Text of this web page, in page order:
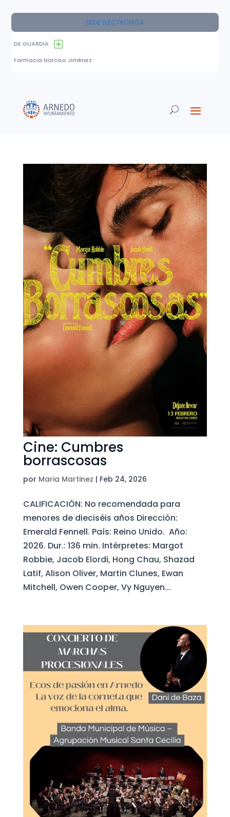
SEDE ELECTRÓNICA
DE GUARDIA
Farmacia Narciso Jiménez
Cine: Cumbres
borrascosas
por Maria Martinez | Feb 24, 2026
CALIFICACIÓN: No recomendada para
menores de dieciséis años Dirección:
Emerald Fennell. País: Reino Unido. Año:
2026. Dur.: 136 min. Intérpretes: Margot
Robbie, Jacob Elordi, Hong Chau, Shazad
Latif, Alison Oliver, Martin Clunes, Ewan
Mitchell, Owen Cooper, Vy Nguyen...